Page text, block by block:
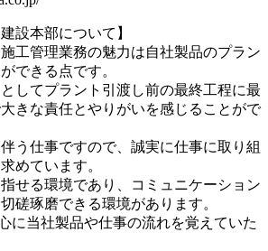
設本部について】
工管理業務の魅力は自社製品のプラン
できる点です。
してプラント引渡し前の最終工程に最
きな責任とやりがいを感じることがで
う仕事ですので、誠実に仕事に取り組
めています。
せる環境であり、コミュニケーション
磋琢磨できる環境があります。
に当社製品や仕事の流れを覚えていた